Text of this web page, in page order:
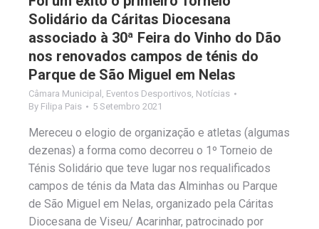
Solidário da Cáritas Diocesana
associado à 30ª Feira do Vinho do Dão
nos renovados campos de ténis do
Parque de São Miguel em Nelas
Câmara Municipal Eventos Desportivos Notícias
By Filipa Pais 5 Setembro 2021
Mereceu o elogio de organização e atletas (algumas
dezenas) a forma como decorreu o 1º Torneio de
Ténis Solidário que teve lugar nos requalificados
campos de ténis da Mata das Alminhas ou Parque
de São Miguel em Nelas, organizado pela Cáritas
Diocesana de Viseu/ Acarinhar, patrocinado por